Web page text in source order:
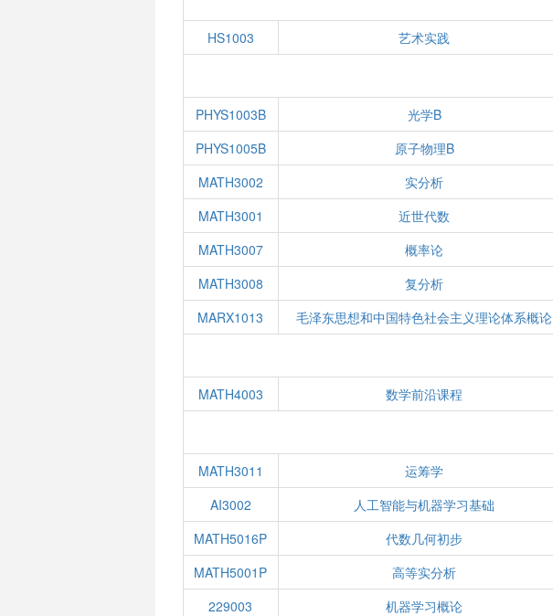
HS1003 艺术实践
PHYS1003B 光学B
PHYS1005B
原子物理B
MATH3002
实分析
MATH3001
近世代数
MATH3007
概率论
MATH3008
复分析
MARX1013
毛泽东思想和中国特色社会主义理论体系概论
MATH4003 数学前沿课程
MATH3011 运筹学
AI3002
人工智能与机器学习基础
MATH5016P
代数几何初步
MATH5001P
高等实分析
229003
机器学习概论